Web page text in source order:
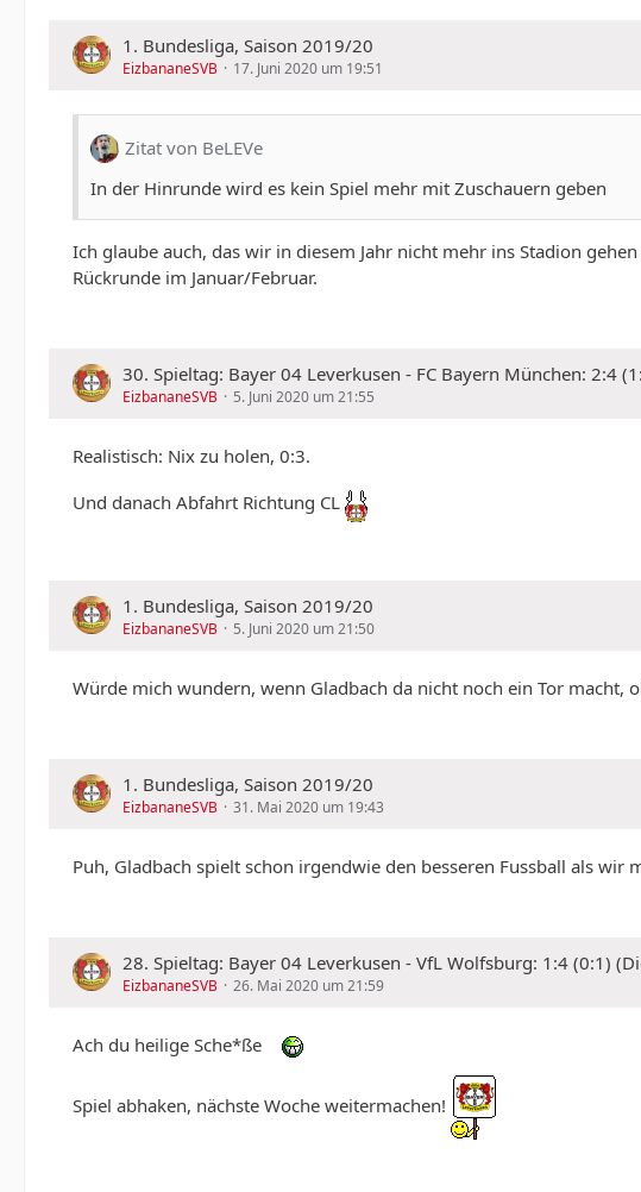
1. Bundesliga, Saison 2019/20
EizbananeSVB 17. Juni 2020 um 19:51
Zitat von BeLEVe
In der Hinrunde wird es kein Spiel mehr mit Zuschauern geben
Ich glaube auch, das wir in diesem Jahr nicht mehr ins Stadion
Rückrunde im Januar/Februar.
30. Spieltag: Bayer 04 Leverkusen - FC Bayern München: 2:4
EizbananeSVB 5. Juni 2020 um 21:55
Realistisch: Nix zu holen, 0:3.
Und danach Abfahrt Richtung CL
1. Bundesliga, Saison 2019/20
EizbananeSVB 5. Juni 2020 um 21:50
Würde mich wundern, wenn Gladbach da nicht noch ein Tor
1. Bundesliga, Saison 2019/20
EizbananeSVB 31. Mai 2020 um 19:43
Puh, Gladbach spielt schon irgendwie den besseren Fussball als
28. Spieltag: Bayer 04 Leverkusen - VfL Wolfsburg: 1:4 (0:1)
EizbananeSVB 26. Mai 2020 um 21:59
Ach du heilige Sche*ße
Spiel abhaken, nächste Woche weitermachen!